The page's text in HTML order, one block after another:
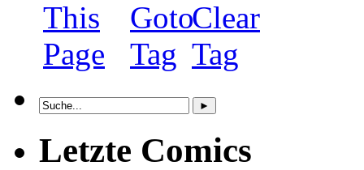
Letzte Comics